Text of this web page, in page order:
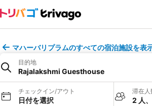
マハーバリプラムのすべての宿泊施設を表
目的地
Rajalakshmi Guesthouse
チェックイン/アウト
日付を選択
滞在人
2 人